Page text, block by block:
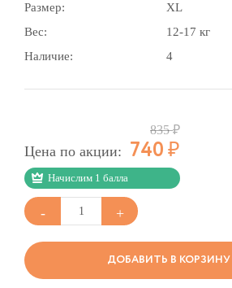
Размер:
XL
Вес:
12-17 кг
Наличие:
4
835Р
Цена по акции: 740
Р
Начислим 1 балла
ДОБАВИТЬ В КОРЗИНУ